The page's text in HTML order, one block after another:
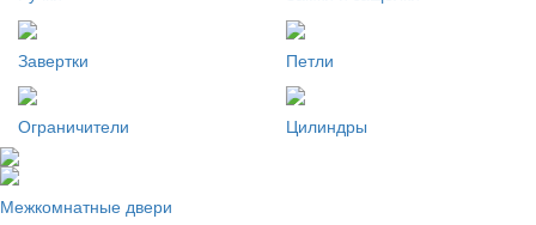
Завертки Петли
Ограничители Цилиндры
Межкомнатные двери